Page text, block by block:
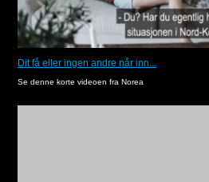
Dit få eller ingen andre når inn...
Se denne korte videoen fra Norea